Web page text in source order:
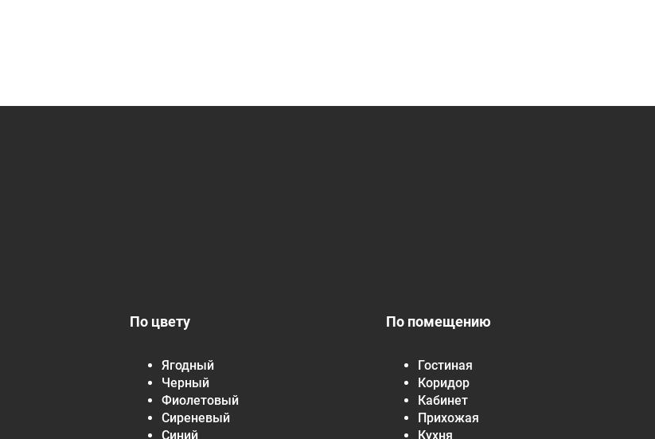
По цвету
Ягодный
Черный
Фиолетовый
Сиреневый
Синий
По помещению
Гостиная
Коридор
Кабинет
Прихожая
Кухня